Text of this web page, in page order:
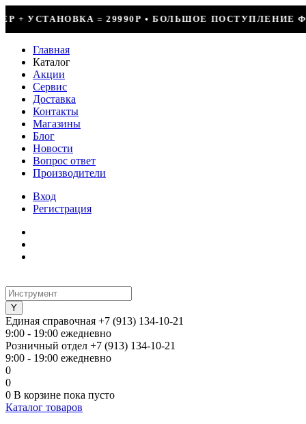
• БОЛЬШОЕ ПОСТУПЛЕНИЕ ФРЕОНА • СКИДКИ ДО
Главная
Каталог
Акции
Сервис
Доставка
Контакты
Магазины
Блог
Новости
Вопрос ответ
Производители
Вход
Регистрация
Единая справочная +7 (913) 134-10-21
9:00 - 19:00 ежедневно
Розничный отдел +7 (913) 134-10-21
9:00 - 19:00 ежедневно
0
0
0 В корзине пока пусто
Каталог товаров